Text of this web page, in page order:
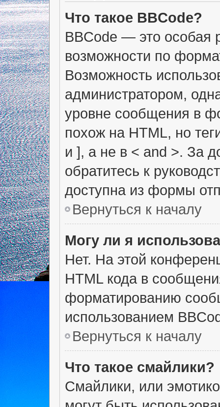
Что такое BBCode?
BBCode — это особая
возможности по
Возможность
администратором,
уровне сообщения в
похож на HTML, но
и ], а не в < and >. За
обратитесь к
доступна из формы
Вернуться к началу
Могу ли я
Нет. На этой
HTML кода в
форматированию
использованием
Вернуться к началу
Что такое смайлики?
Смайлики, или